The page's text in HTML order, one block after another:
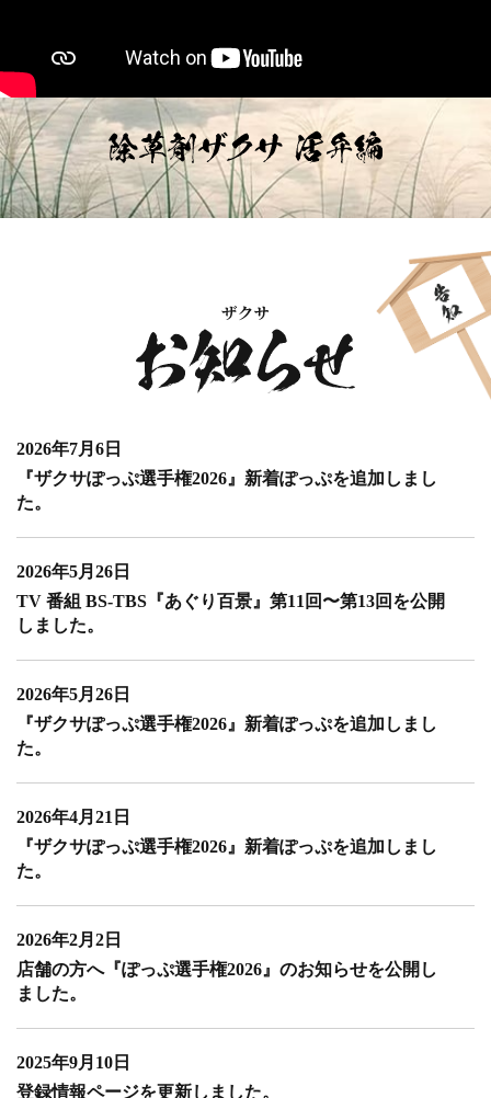
2026年7月6日
『ザクサぽっぷ選手権2026』新着ぽっぷを追加しまし
た。
2026年5月26日
TV 番組 BS-TBS『あぐり百景』第11回〜第13回を公開
しました。
2026年5月26日
『ザクサぽっぷ選手権2026』新着ぽっぷを追加しまし
た。
2026年4月21日
『ザクサぽっぷ選手権2026』新着ぽっぷを追加しまし
た。
2026年2月2日
店舗の方へ『ぽっぷ選手権2026』のお知らせを公開し
ました。
2025年9月10日
登録情報ページを更新しました。